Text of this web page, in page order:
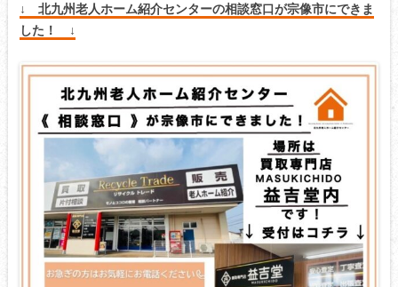
↓ 北九州老人ホーム紹介センターの相談窓口が宗像市にできま
した！ ↓